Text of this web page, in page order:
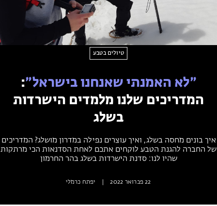
חופשות בבתי ספר שדה
ארץ אהבתי – קבוצות טיולים למבוגרים
טיולים בטבע
״לא האמנתי שאנחנו בישראל״:
המדריכים שלנו מלמדים הישרדות
בשלג
איך בונים מחסה בשלג, ואיך עוצרים נפילה במדרון מושלג? המדריכים
של החברה להגנת הטבע לוקחים אתכם לאחת הסדנאות הכי מרתקות
שהיו לנו: סדנת הישרדות בשלג בהר החרמון
22 פברואר 2022 יפתח כרמלי